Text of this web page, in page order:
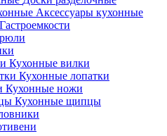
Аксессуары кухонные
Гастроемкости
Кухонные вилки
Кухонные лопатки
Кухонные ножи
Кухонные щипцы